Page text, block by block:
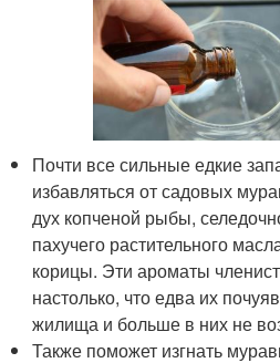
Почти все сильные едкие
избавляться от садовых
дух копченой рыбы,
пахучего растительного
корицы. Эти ароматы
настолько, что едва их
жилища и больше в них не
Также поможет изгнать